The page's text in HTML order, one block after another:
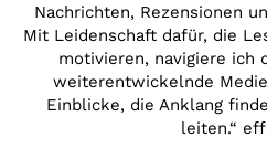
Nachrichten, Rezensionen
Mit Leidenschaft dafür, die
motivieren, navigiere ich
weiterentwickelnde
Einblicke, die Anklang
leiten.“